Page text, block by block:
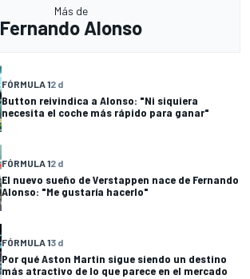
Más de
Fernando Alonso
FÓRMULA 12 d
Button reivindica a Alonso: "Ni siquiera
necesita el coche más rápido para ganar"
FÓRMULA 12 d
El nuevo sueño de Verstappen nace de Fernando
Alonso: "Me gustaría hacerlo"
FÓRMULA 13 d
Por qué Aston Martin sigue siendo un destino
más atractivo de lo que parece en el mercado